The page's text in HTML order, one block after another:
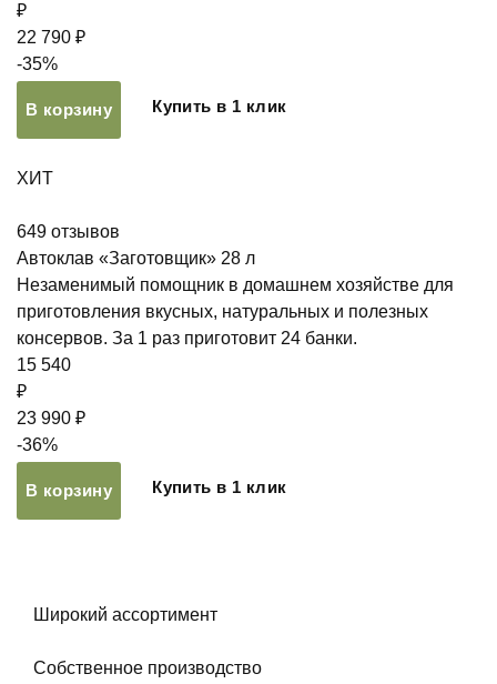
₽
22 790 ₽
-35%
В корзину Купить в 1 клик
ХИТ
649 отзывов
Автоклав «Заготовщик» 28 л
Незаменимый помощник в домашнем хозяйстве для
приготовления вкусных, натуральных и полезных
консервов. За 1 раз приготовит 24 банки.
15 540
₽
23 990 ₽
-36%
В корзину Купить в 1 клик
Широкий ассортимент
Собственное производство